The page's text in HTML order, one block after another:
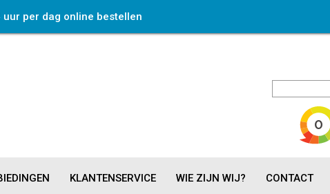
uur per dag online bestellen
KLANTENSERVICE WIE ZIJN WIJ? CONTACT